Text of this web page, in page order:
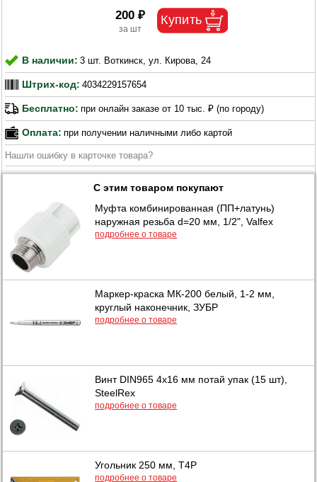
200 ₽
В наличии: 3 шт. Воткинск, ул. Кирова, 24
Штрих-код: 4034229157654
Бесплатно: при онлайн заказе от 10 тыс. ₽ (по городу)
Оплата: при получении наличными либо картой
Нашли ошибку в карточке товара?
С этим товаром покупают
Муфта комбинированная (ПП+латунь)
наружная резьба d=20 мм, 1/2", Valfex
подробнее о товаре
Маркер-краска МК-200 белый, 1-2 мм,
круглый наконечник, ЗУБР
подробнее о товаре
Винт DIN965 4х16 мм потай упак (15 шт),
SteelRex
подробнее о товаре
Угольник 250 мм, T4P
подробнее о товаре